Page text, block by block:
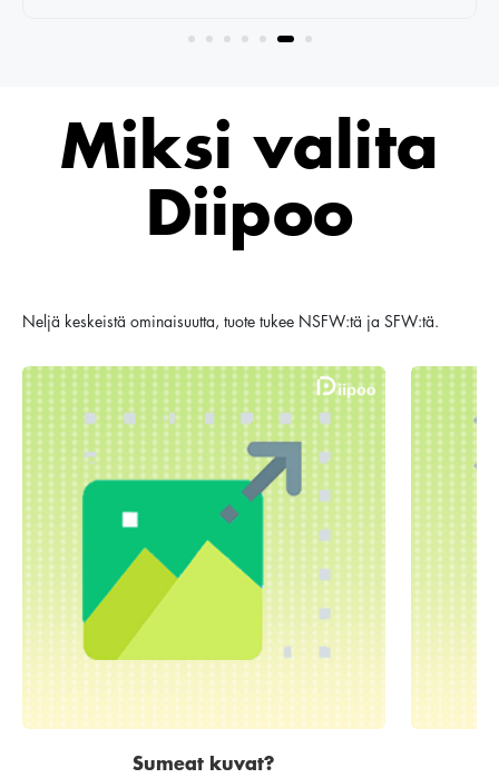
Miksi valita
Diipoo
Neljä keskeistä ominaisuutta, tuote tukee NSFW:tä ja SFW:tä.
Sumeat kuvat?